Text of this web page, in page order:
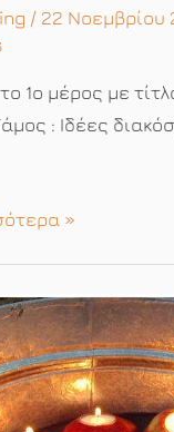
/ 22 Νοεμβρίου
1ο μέρος με
: Ιδέες
»